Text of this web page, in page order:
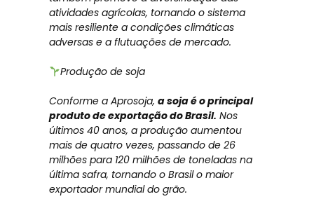
atividades agrícolas, tornando o sistema
mais resiliente a condições climáticas
adversas e a flutuações de mercado.
Produção de soja
Conforme a Aprosoja, a soja é o principal
produto de exportação do Brasil. Nos
últimos 40 anos, a produção aumentou
mais de quatro vezes, passando de 26
milhões para 120 milhões de toneladas na
última safra, tornando o Brasil o maior
exportador mundial do grão.